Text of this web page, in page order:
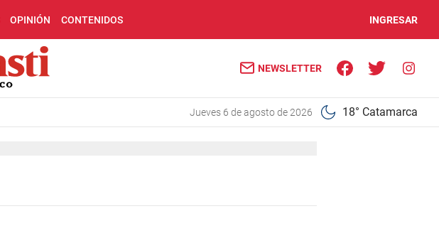
OPINIÓN CONTENIDOS INGRESAR
NEWSLETTER
jueves 6 de agosto de 2026 18° Catamarca